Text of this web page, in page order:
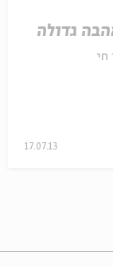
גדולה
חי
17.07.13